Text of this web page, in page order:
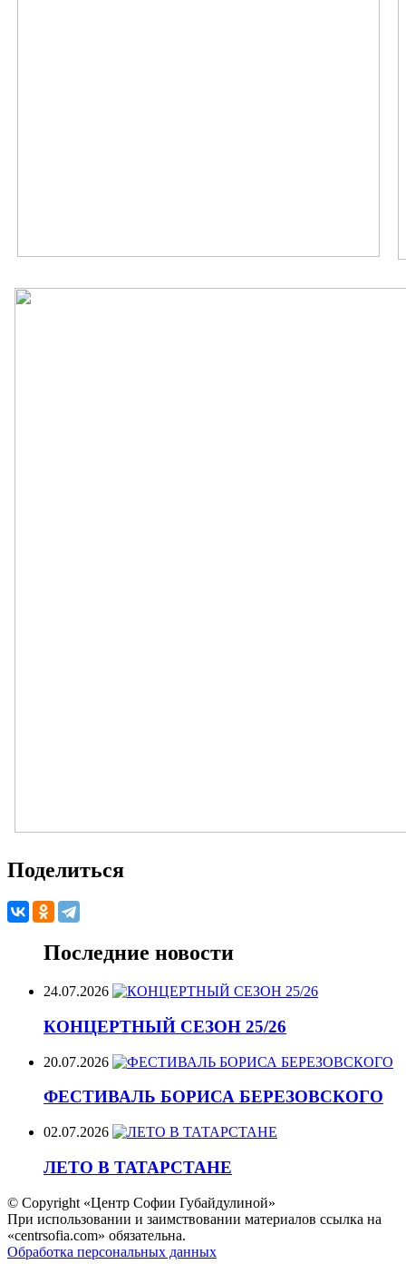
Поделиться
Последние новости
24.07.2026
КОНЦЕРТНЫЙ СЕЗОН 25/26
20.07.2026
ФЕСТИВАЛЬ БОРИСА БЕРЕЗОВСКОГО
02.07.2026
ЛЕТО В ТАТАРСТАНЕ
© Copyright «Центр Софии Губайдулиной»
При использовании и заимствовании материалов ссылка на
«centrsofia.com» обязательна.
Обработка персональных данных